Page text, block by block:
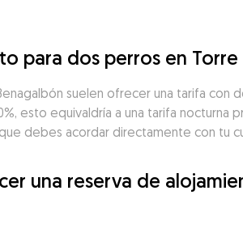
para dos perros en
suelen ofrecer una tarifa con
esto equivaldría a una tarifa nocturna
debes acordar directamente con tu
una reserva de